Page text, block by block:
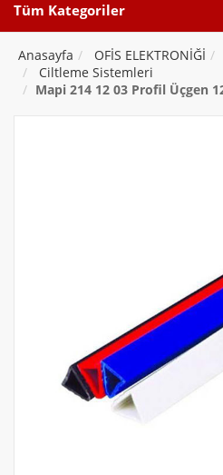
Tüm Kategoriler
Anasayfa OFİS ELEKTRONİĞİ
Ciltleme Sistemleri
Mapi 214 12 03 Profil Üçgen